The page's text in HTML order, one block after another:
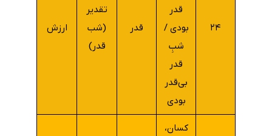
۲۴
قدر
بودی /
شبِ
قدر
بی‌قدر
بودی
قدر
تقدیر
(شب
قدر)
ارزش
کسان،